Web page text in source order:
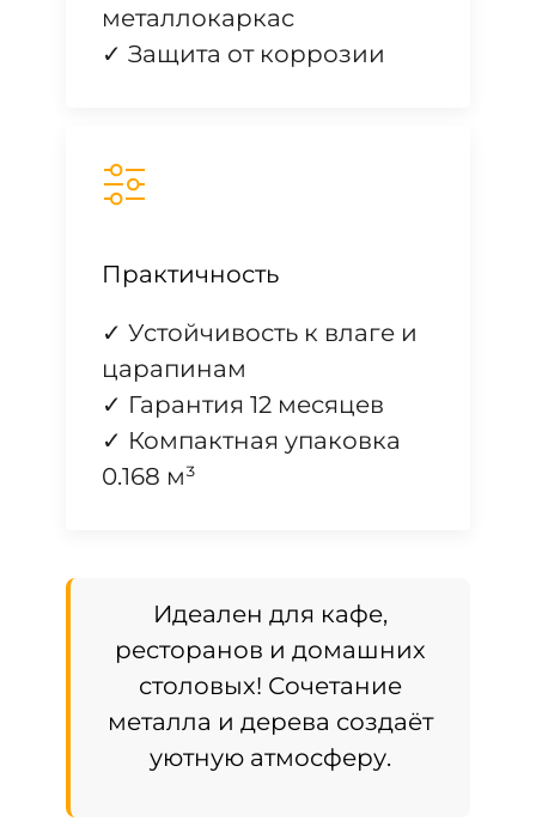
металлокаркас
✓ Защита от коррозии
Практичность
✓ Устойчивость к влаге и
царапинам
✓ Гарантия 12 месяцев
✓ Компактная упаковка
0.168 м³
Идеален для кафе,
ресторанов и домашних
столовых! Сочетание
металла и дерева создаёт
уютную атмосферу.